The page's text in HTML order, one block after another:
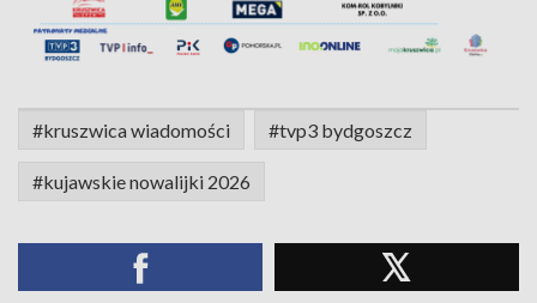
#kruszwica wiadomości #tvp3 bydgoszcz
#kujawskie nowalijki 2026